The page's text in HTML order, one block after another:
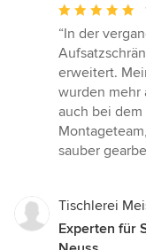
Bewertung:
5
von
5
Sternen
“In der
erweitert.
wurden mehr
auch bei
sauber
Tischlerei
Experten für